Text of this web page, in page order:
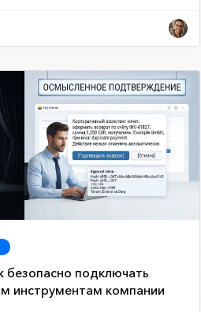
безопасно подключать
инструментам компании